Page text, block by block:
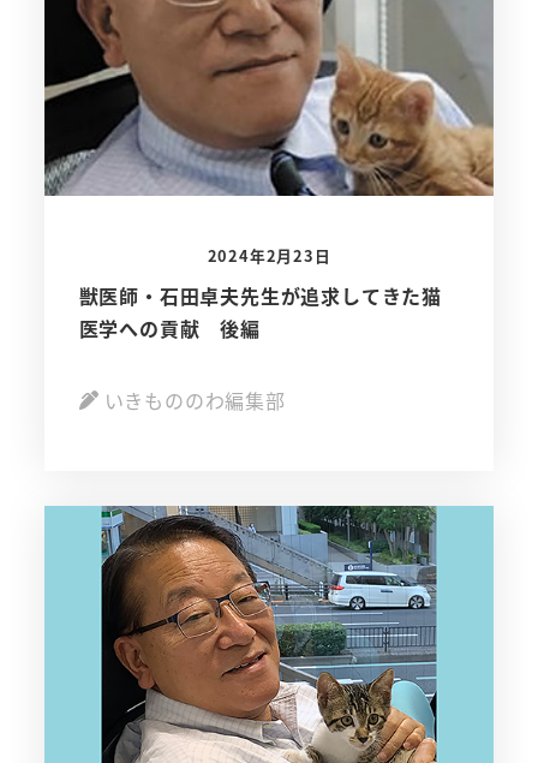
2024年2月23日
獣医師・石田卓夫先生が追求してきた猫
医学への貢献 後編
いきもののわ編集部